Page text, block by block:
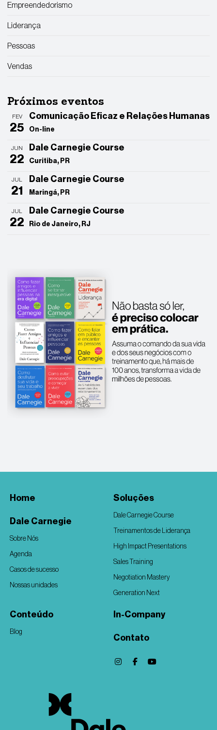
Empreendedorismo
Liderança
Pessoas
Vendas
Próximos eventos
FEV
25
Comunicação Eficaz e Relações Humanas
On-line
JUN
22
Dale Carnegie Course
Curitiba, PR
JUL
21
Dale Carnegie Course
Maringá, PR
JUL
22
Dale Carnegie Course
Rio de Janeiro, RJ
Home
Dale Carnegie
Sobre Nós
Agenda
Casos de sucesso
Nossas unidades
Soluções
Dale Carnegie Course
Treinamentos de Liderança
High Impact Presentations
Sales Training
Negotiation Mastery
Generation Next
Conteúdo
Blog
In-Company
Contato